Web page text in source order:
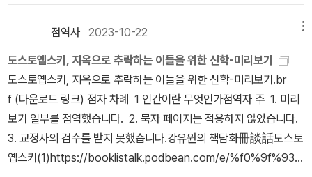
을는지 모르나, 애써 읽기까지는 안 했으리라 느낀다. 주머니가 호졸
곤한 터라, 책집에서 끝없이 서서읽기를 했고, 겹쳐읽기에 후딱읽기
눈썰미를 익히려고 용썼다.늦은밤에 작은집으로 돌아와서 잠자리에
누우면, 이날 책집마실을 하며 서서읽기를 하던 책을 곱씹는데, 영 제
대로 안 떠오르면 다시 책집마실을 할 적에 “살 만한 주머니가 못되는
탓에 서서읽기를 하는 책”을 되읽고 거듭읽었다. 비록 곁에 둘 수 없
는 책이라 하더라도 마음에는 늘 두려고 곱읽기에 새겨읽기를 했다.
가멸살림이라면 그냥 곁에 쟁이면 되니까 그때그때 읽기는 하더라도
점역사 2023-10-22
도스토옙스키, 지옥으로 추락하는 이들을 위한 신학-미리보기
도스토옙스키, 지옥으로 추락하는 이들을 위한 신학-미리보기.br
f (다운로드 링크) 점자 차례 1 인간이란 무엇인가점역자 주 1. 미리
보기 일부를 점역했습니다. 2. 묵자 페이지는 적용하지 않았습니다.
3. 교정사의 검수를 받지 못했습니다.강유원의 책담화冊談話도스토
옙스키(1)https://booklistalk.podbean.com/e/%f0%9f%93-